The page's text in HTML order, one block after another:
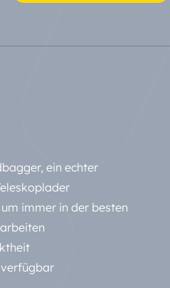
ein echter
immer in der besten